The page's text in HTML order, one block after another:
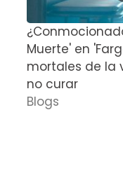
Muerte' en
mortales de la
no curar
Blogs